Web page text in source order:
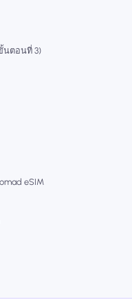
นตอนที่ 3)
eSIM